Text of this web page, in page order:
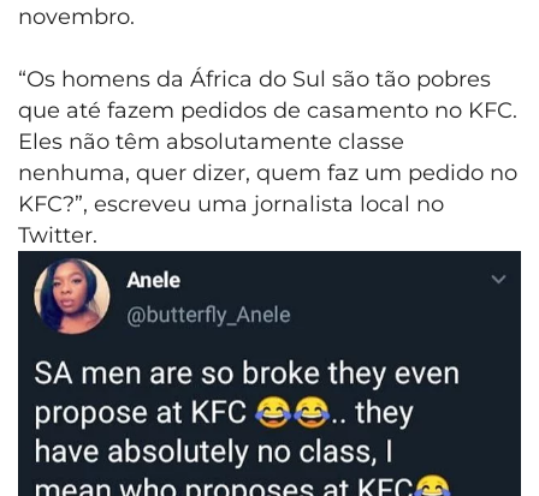
novembro.
“Os homens da África do Sul são tão pobres
que até fazem pedidos de casamento no KFC.
Eles não têm absolutamente classe
nenhuma, quer dizer, quem faz um pedido no
KFC?”, escreveu uma jornalista local no
Twitter.